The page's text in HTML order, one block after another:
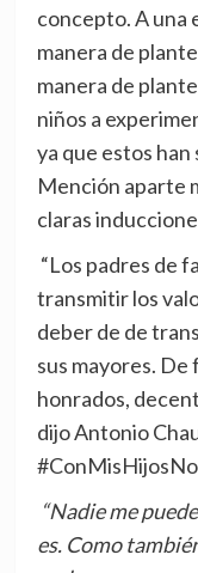
concepto. A una
manera de
manera de
niños a
ya que estos han
Mención aparte
claras
“Los padres de
transmitir los
deber de de
sus mayores.
honrados,
dijo Antonio
“Nadie me
es. Como